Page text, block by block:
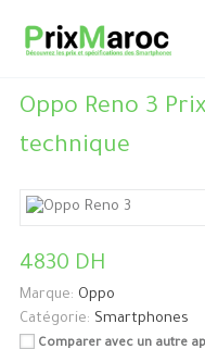
Oppo Reno 3
technique
4830 DH
Marque: Oppo
Catégorie: Smartphones
Comparer avec un autre